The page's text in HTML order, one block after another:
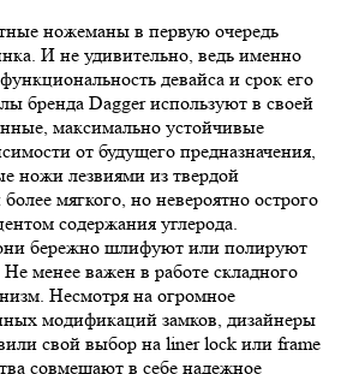
ножеманы в первую очередь
И не удивительно, ведь именно
девайса и срок его
бренда Dagger используют в своей
максимально устойчивые
от будущего предназначения,
ножи лезвиями из твердой
мягкого, но невероятно острого
содержания углерода.
бережно шлифуют или полируют
Не менее важен в работе складного
Несмотря на огромное
модификаций замков, дизайнеры
свой выбор на liner lock или frame
совмещают в себе надежное